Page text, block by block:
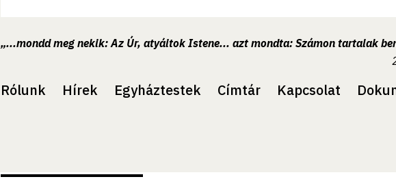
„...mondd meg nekik: Az Úr, atyáitok Istene... azt mondta: Számon tartalak
Rólunk Hírek Egyháztestek Címtár Kapcsolat